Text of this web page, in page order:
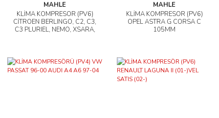
MAHLE
KLİMA KOMPRESÖR (PV6)
CİTROEN BERLINGO, C2, C3,
C3 PLURIEL, NEMO, XSARA,
MAHLE
KLİMA KOMPRESÖR (PV6)
OPEL ASTRA G CORSA C
105MM